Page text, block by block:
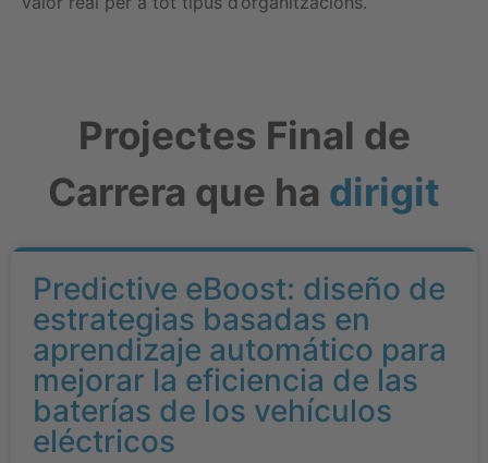
Projectes Final de
Carrera que ha dirigit
Predictive eBoost: diseño de
estrategias basadas en
aprendizaje automático para
mejorar la eficiencia de las
baterías de los vehículos
eléctricos